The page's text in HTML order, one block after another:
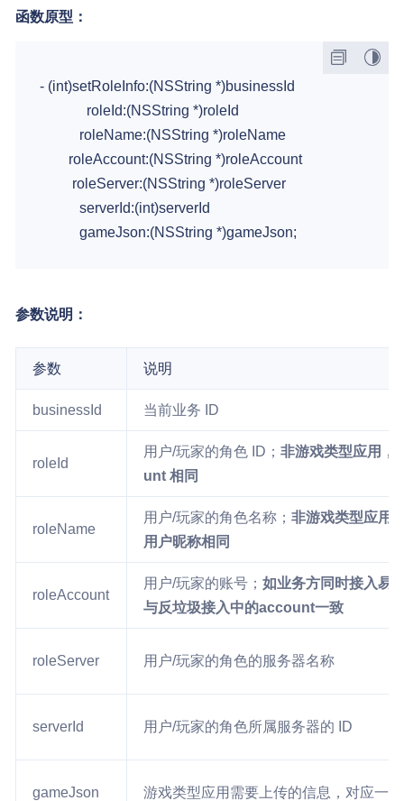
函数原型：
- (int)setRoleInfo:(NSString *)businessId
             roleId:(NSString *)roleId
           roleName:(NSString *)roleName
        roleAccount:(NSString *)roleAccount
         roleServer:(NSString *)roleServer
           serverId:(int)serverId
参数说明：
参数 说明
businessId 当前业务 ID
roleId
用户/玩家的角色 ID；非游戏类型应用
unt 相同
roleName
用户/玩家的角色名称；非游戏类型应用
用户昵称相同
roleAccount
用户/玩家的账号；如业务方同时接入易
与反垃圾接入中的account一致
roleServer 用户/玩家的角色的服务器名称
serverId 用户/玩家的角色所属服务器的 ID
gameJson 游戏类型应用需要上传的信息，对应一